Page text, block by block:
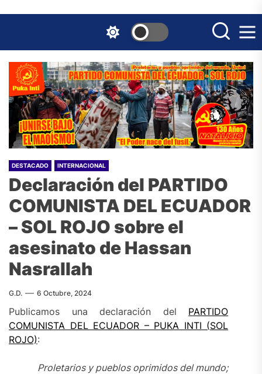
the
content
DESTACADO INTERNACIONAL
Declaración del PARTIDO
COMUNISTA DEL ECUADOR
– SOL ROJO sobre el
asesinato de Hassan
Nasrallah
G.D. 6 Octubre, 2024
Publicamos una declaración del PARTIDO
COMUNISTA DEL ECUADOR – PUKA INTI (SOL
ROJO):
Proletarios y pueblos oprimidos del mundo;